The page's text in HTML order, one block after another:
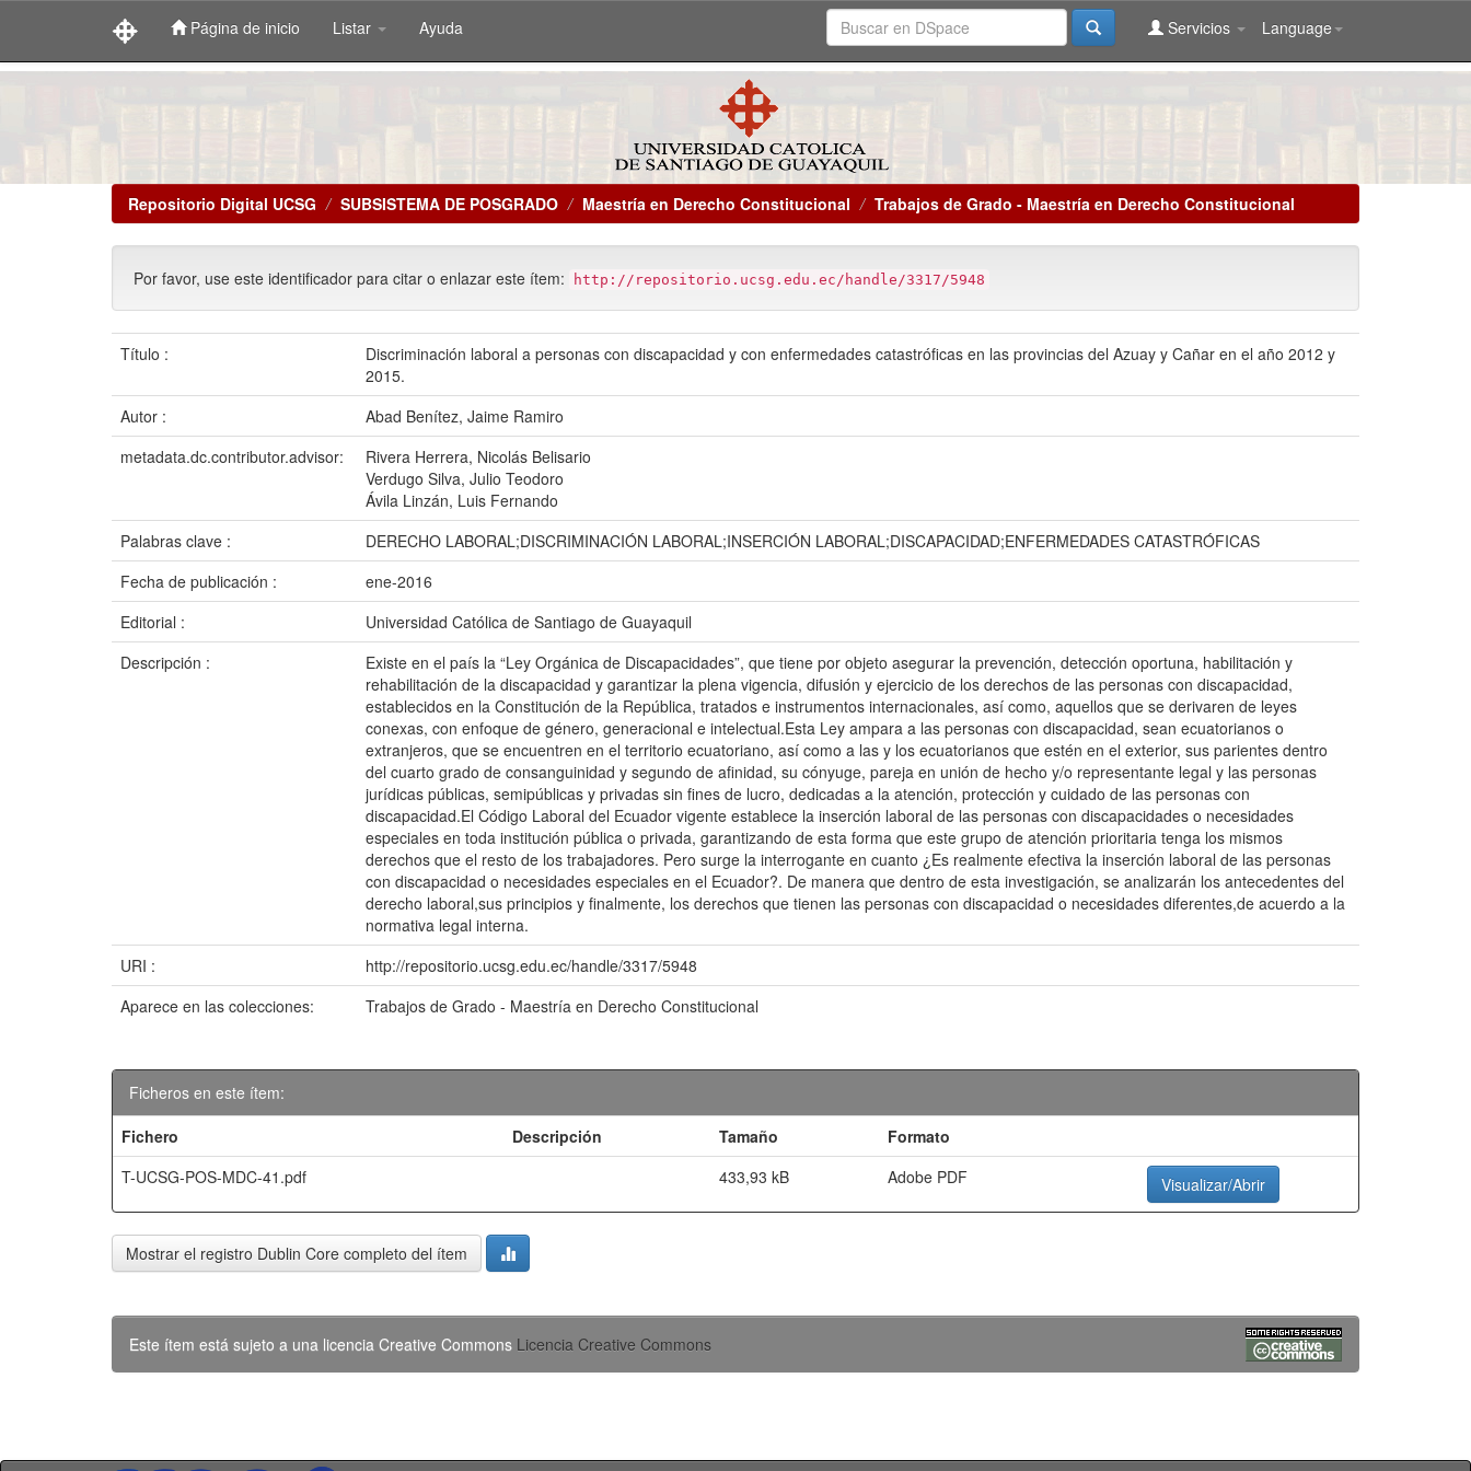
Página de inicio Listar Ayuda Language
Servicios
Repositorio Digital UCSG SUBSISTEMA DE POSGRADO Maestría en Derecho Constitucional Trabajos de Grado - Maestría en Derecho Constitucional
Por favor, use este identificador para citar o enlazar este ítem: http://repositorio.ucsg.edu.ec/handle/3317/5948
Título :
Discriminación laboral a personas con discapacidad y con enfermedades catastróficas en las provincias del Azuay y Cañar en el año 2012 y
2015.
Autor :
Abad Benítez, Jaime Ramiro
metadata.dc.contributor.advisor:
Rivera Herrera, Nicolás Belisario
Verdugo Silva, Julio Teodoro
Ávila Linzán, Luis Fernando
Palabras clave :
DERECHO LABORAL;DISCRIMINACIÓN LABORAL;INSERCIÓN LABORAL;DISCAPACIDAD;ENFERMEDADES CATASTRÓFICAS
Fecha de publicación :
ene-2016
Editorial :
Universidad Católica de Santiago de Guayaquil
Descripción :
Existe en el país la “Ley Orgánica de Discapacidades”, que tiene por objeto asegurar la prevención, detección oportuna, habilitación y
rehabilitación de la discapacidad y garantizar la plena vigencia, difusión y ejercicio de los derechos de las personas con discapacidad,
establecidos en la Constitución de la República, tratados e instrumentos internacionales, así como, aquellos que se derivaren de leyes
conexas, con enfoque de género, generacional e intelectual.Esta Ley ampara a las personas con discapacidad, sean ecuatorianos o
extranjeros, que se encuentren en el territorio ecuatoriano, así como a las y los ecuatorianos que estén en el exterior, sus parientes dentro
del cuarto grado de consanguinidad y segundo de afinidad, su cónyuge, pareja en unión de hecho y/o representante legal y las personas
jurídicas públicas, semipúblicas y privadas sin fines de lucro, dedicadas a la atención, protección y cuidado de las personas con
discapacidad.El Código Laboral del Ecuador vigente establece la inserción laboral de las personas con discapacidades o necesidades
especiales en toda institución pública o privada, garantizando de esta forma que este grupo de atención prioritaria tenga los mismos
derechos que el resto de los trabajadores. Pero surge la interrogante en cuanto ¿Es realmente efectiva la inserción laboral de las personas
con discapacidad o necesidades especiales en el Ecuador?. De manera que dentro de esta investigación, se analizarán los antecedentes del
derecho laboral,sus principios y finalmente, los derechos que tienen las personas con discapacidad o necesidades diferentes,de acuerdo a la
normativa legal interna.
URI :
http://repositorio.ucsg.edu.ec/handle/3317/5948
Aparece en las colecciones:
Trabajos de Grado - Maestría en Derecho Constitucional
Ficheros en este ítem:
Fichero
Descripción Tamaño
Formato
T-UCSG-POS-MDC-41.pdf
433,93 kB Adobe PDF Visualizar/Abrir
Mostrar el registro Dublin Core completo del ítem
Este ítem está sujeto a una licencia Creative Commons Licencia Creative Commons